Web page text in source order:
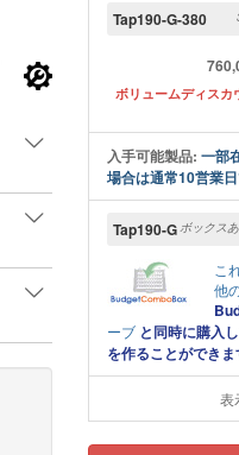
Tap190-G-380
ボリュームディスカ
入手可能製品: 一部
場合は通常10営業
Tap190-Gボックス
こ
他
ーブ と同時に購入
を作ることができま
表